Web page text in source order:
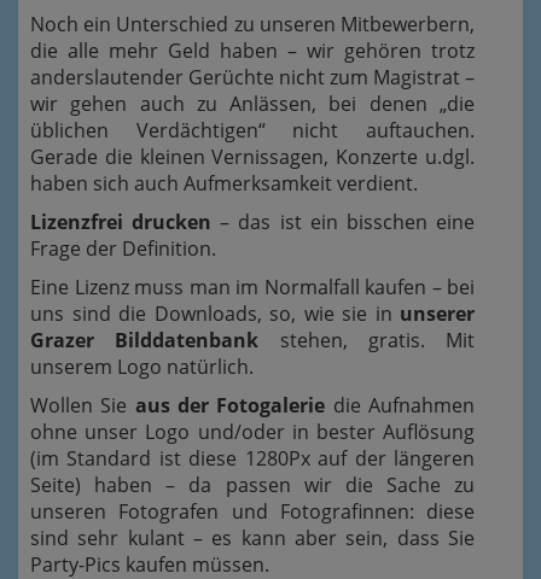
Noch ein Unterschied zu unseren Mitbewerbern,
die alle mehr Geld haben – wir gehören trotz
anderslautender Gerüchte nicht zum Magistrat –
wir gehen auch zu Anlässen, bei denen „die
üblichen Verdächtigen“ nicht auftauchen.
Gerade die kleinen Vernissagen, Konzerte u.dgl.
haben sich auch Aufmerksamkeit verdient.
Lizenzfrei drucken – das ist ein bisschen eine
Frage der Definition.
Eine Lizenz muss man im Normalfall kaufen – bei
uns sind die Downloads, so, wie sie in unserer
Grazer Bilddatenbank stehen, gratis. Mit
unserem Logo natürlich.
Wollen Sie aus der Fotogalerie die Aufnahmen
ohne unser Logo und/oder in bester Auflösung
(im Standard ist diese 1280Px auf der längeren
Seite) haben – da passen wir die Sache zu
unseren Fotografen und Fotografinnen: diese
sind sehr kulant – es kann aber sein, dass Sie
Party-Pics kaufen müssen.